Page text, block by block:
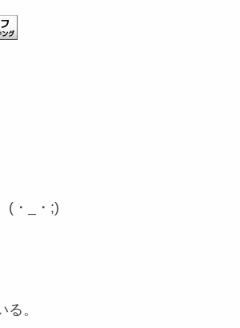
(・_・;)
。